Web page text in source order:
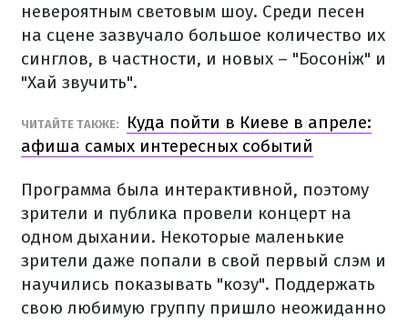
невероятным световым шоу. Среди песен
на сцене зазвучало большое количество их
синглов, в частности, и новых – "Босоніж" и
"Хай звучить".
ЧИТАЙТЕ ТАКЖЕ:
Куда пойти в Киеве в апреле:
афиша самых интересных событий
Программа была интерактивной, поэтому
зрители и публика провели концерт на
одном дыхании. Некоторые маленькие
зрители даже попали в свой первый слэм и
научились показывать "козу". Поддержать
свою любимую группу пришло неожиданно